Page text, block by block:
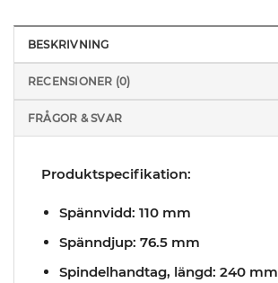
BESKRIVNING
RECENSIONER (0)
FRÅGOR & SVAR
Produktspecifikation:
Spännvidd: 110 mm
Spänndjup: 76.5 mm
Spindelhandtag, längd: 240 mm